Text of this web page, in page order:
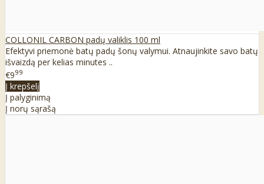
COLLONIL CARBON padų valiklis 100 ml
Efektyvi priemonė batų padų šonų valymui. Atnaujinkite savo batų
išvaizdą per kelias minutes ..
€999
Į krepšelį
Į palyginimą
Į norų sąrašą